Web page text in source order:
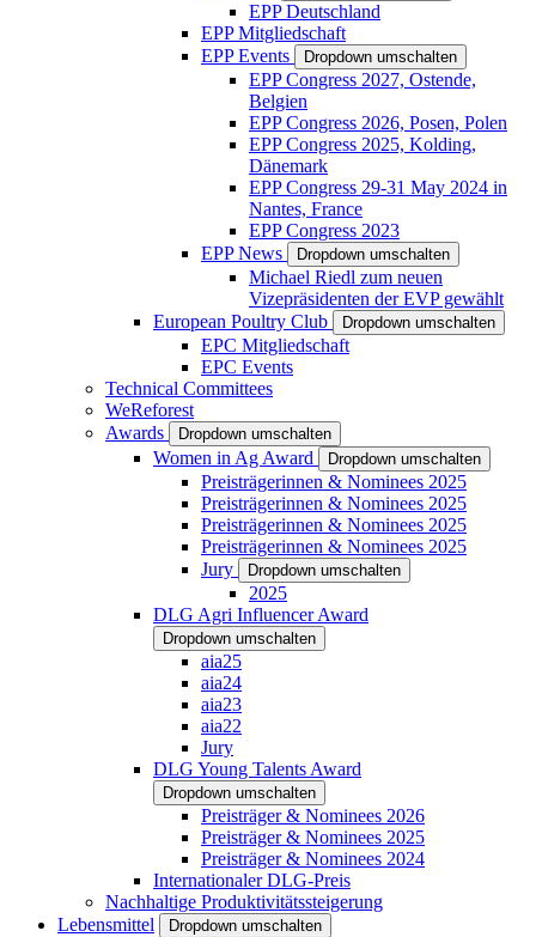
EPP Deutschland
EPP Mitgliedschaft
EPP Events
Dropdown umschalten
EPP Congress 2027, Ostende,
Belgien
EPP Congress 2026, Posen, Polen
EPP Congress 2025, Kolding,
Dänemark
EPP Congress 29-31 May 2024 in
Nantes, France
EPP Congress 2023
EPP News
Dropdown umschalten
Michael Riedl zum neuen
Vizepräsidenten der EVP gewählt
European Poultry Club
Dropdown umschalten
EPC Mitgliedschaft
EPC Events
Technical Committees
WeReforest
Awards
Dropdown umschalten
Women in Ag Award Dropdown umschalten
Preisträgerinnen & Nominees 2025
Preisträgerinnen & Nominees 2025
Preisträgerinnen & Nominees 2025
Preisträgerinnen & Nominees 2025
Jury
Dropdown umschalten
2025
DLG Agri Influencer Award
Dropdown umschalten
aia25
aia24
aia23
aia22
Jury
DLG Young Talents Award
Dropdown umschalten
Preisträger & Nominees 2026
Preisträger & Nominees 2025
Preisträger & Nominees 2024
Internationaler DLG-Preis
Nachhaltige Produktivitätssteigerung
Lebensmittel
Dropdown umschalten